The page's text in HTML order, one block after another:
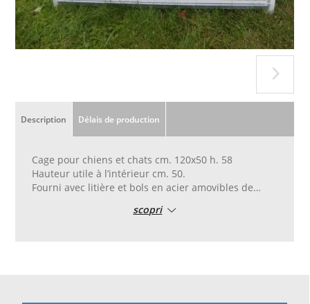
Description Délais de production
Cage pour chiens et chats cm. 120x50 h. 58
Hauteur utile à l’intérieur cm. 50.
Fourni avec litière et bols en acier amovibles de
Équipée d’étagère à triangle.
scopri